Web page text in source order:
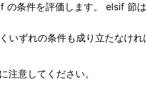
条件を評価します。 elsif 節
ずれの条件も成り立たなけれ
意してください。